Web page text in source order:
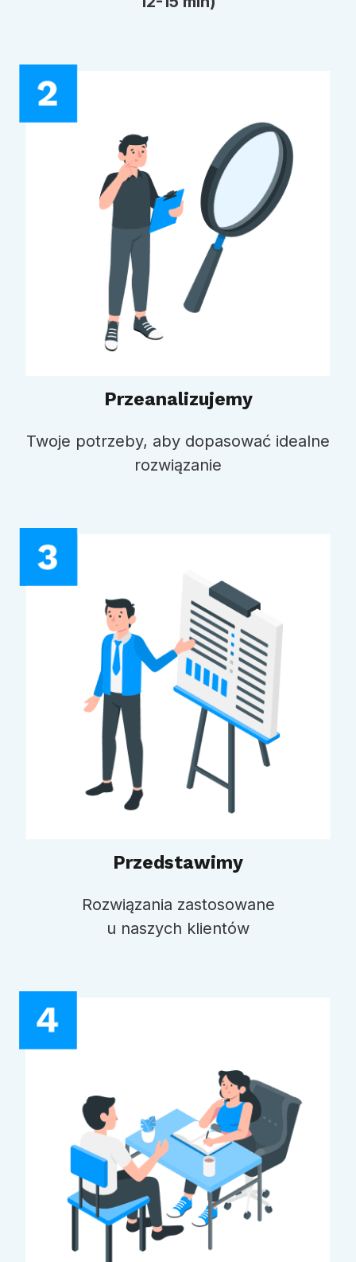
Przeanalizujemy
Twoje potrzeby, aby dopasować idealne
rozwiązanie
Przedstawimy
Rozwiązania zastosowane
u naszych klientów